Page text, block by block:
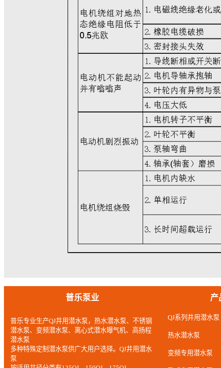
⑥电机拆卸过程是
依次卸下双头螺栓(
紧螺母、推力盘、键
⑦然后取出转子（
和上导轴承座。
6. 机组装配：
装配前应将各零部
面及紧固件涂上黄油
（装配后电机轴上下
后，拨动联轴器应转
水，上过滤网试机。
已达两年的，应从井
换已磨损的零件。